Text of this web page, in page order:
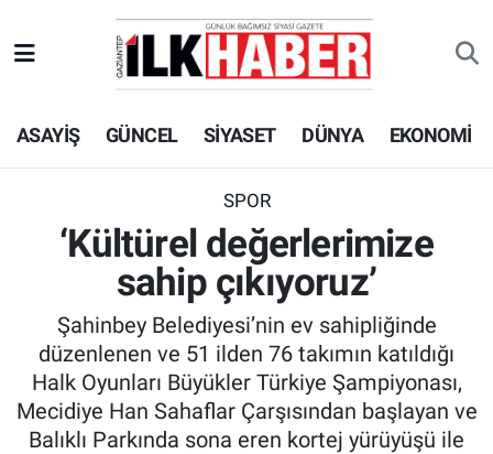
ASAYİŞ GÜNCEL SİYASET DÜNYA EKONOMİ
SPOR
‘Kültürel değerlerimize
sahip çıkıyoruz’
Şahinbey Belediyesi’nin ev sahipliğinde
düzenlenen ve 51 ilden 76 takımın katıldığı
Halk Oyunları Büyükler Türkiye Şampiyonası,
Mecidiye Han Sahaflar Çarşısından başlayan ve
Balıklı Parkında sona eren kortej yürüyüşü ile
EKONOMİ
SİYASET
SPOR
ASAYİŞ
EĞİTİM
Beyoğlu Hava Durumu
Beyoğlu Trafik Yoğunluk Haritası
Süper Lig Puan Durumu ve Fikstür
Tüm Manşetler
Son Dakika Haberleri
Haber Arşivi